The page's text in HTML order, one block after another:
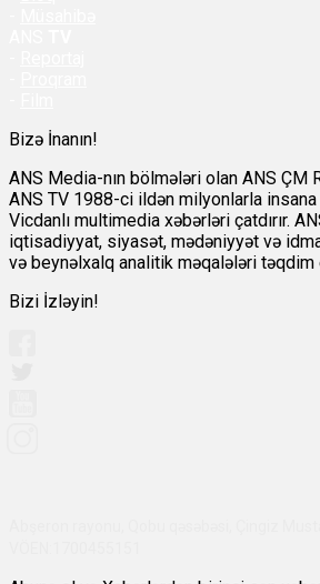
Bizə İnanın!
ANS Media-nın bölmələri olan ANS ÇM
ANS TV 1988-ci ildən milyonlarla
Vicdanlı multimedia xəbərləri çatdırır.
iqtisadiyyat, siyasət, mədəniyyət və
və beynəlxalq analitik məqalələri təqdim
Bizi İzləyin!